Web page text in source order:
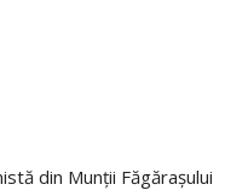
din Munții Făgărașului